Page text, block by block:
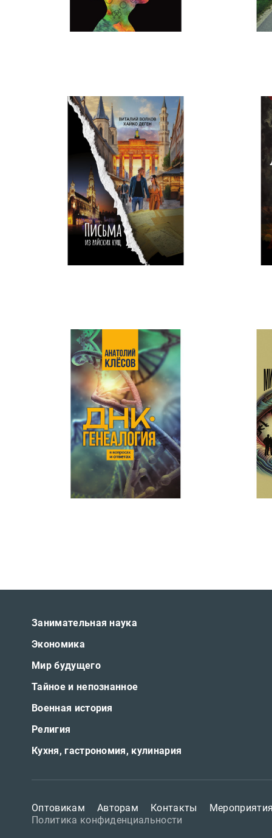
Занимательная наука
Экономика
Мир будущего
Тайное и непознанное
Военная история
Религия
Кухня, гастрономия, кулинария
Оптовикам Авторам Контакты Мероприятия
Политика конфиденциальности